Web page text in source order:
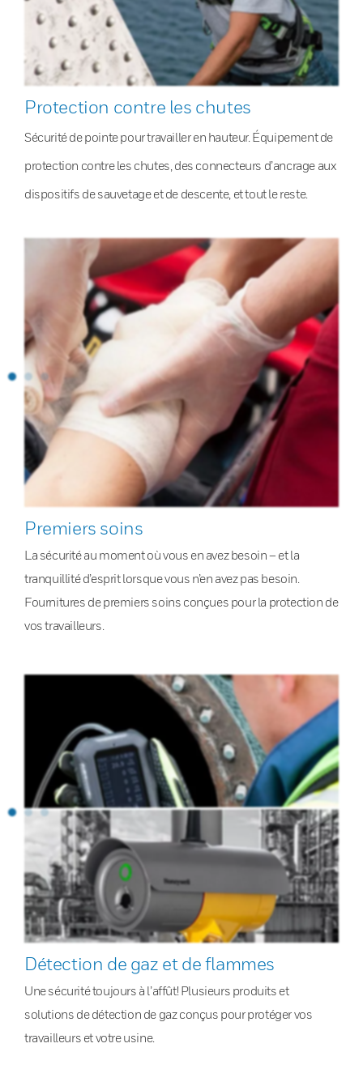
Protection contre les chutes
Sécurité de pointe pour travailler en hauteur. Équipement de
protection contre les chutes, des connecteurs d’ancrage aux
dispositifs de sauvetage et de descente, et tout le reste.
Premiers soins
La sécurité au moment où vous en avez besoin – et la
tranquillité d’esprit lorsque vous n’en avez pas besoin.
Fournitures de premiers soins conçues pour la protection de
vos travailleurs.
Détection de gaz et de flammes
Une sécurité toujours à l’affût! Plusieurs produits et
solutions de détection de gaz conçus pour protéger vos
travailleurs et votre usine.